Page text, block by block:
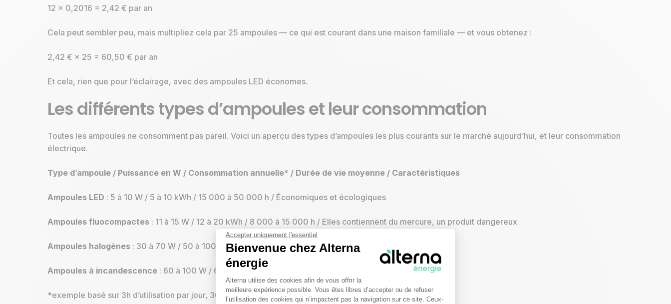
12 × 0,2016 = 2,42 € par an
Cela peut sembler peu, mais multipliez cela par 25 ampoules — ce qui est courant dans une maison familiale — et vous obtenez :
2,42 € × 25 = 60,50 € par an
Et cela, rien que pour l’éclairage, avec des ampoules LED économes.
Les différents types d’ampoules et leur consommation
Toutes les ampoules ne consomment pas pareil. Voici un aperçu des types d’ampoules les plus courants sur le marché aujourd’hui, et leur consommation
électrique.
Type d’ampoule / Puissance en W / Consommation annuelle* / Durée de vie moyenne / Caractéristiques
Ampoules LED : 5 à 10 W / 5 à 10 kWh / 15 000 à 50 000 h / Économiques et écologiques
Ampoules fluocompactes : 11 à 15 W / 12 à 20 kWh / 8 000 à 15 000 h / Elles contiennent du mercure, un produit dangereux
Ampoules halogènes : 30 à 70 W / 50 à 100 kWh / 2 000 h / Peuvent chauffer au point de brûler
Ampoules à incandescence : 60 à 100 W / 60 à 150 kWh / 1 000 h / Obsolètes et énergivores
*exemple basé sur 3h d’utilisation par jour, 365 jours par an
Accepter uniquement l'essentiel
Bienvenue chez Alterna
énergie
Plateforme de Gestion du Consentement : Personnalisez vos Options
Alterna utilise des cookies afin de vous offrir la
meilleure expérience possible. Vous êtes libres d’accepter ou de refuser
l’utilisation des cookies qui n’impactent pas la navigation sur ce site. Ceux-